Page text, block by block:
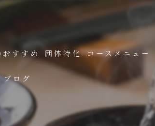
すすめ 団体特化 コースメニュー
ブログ